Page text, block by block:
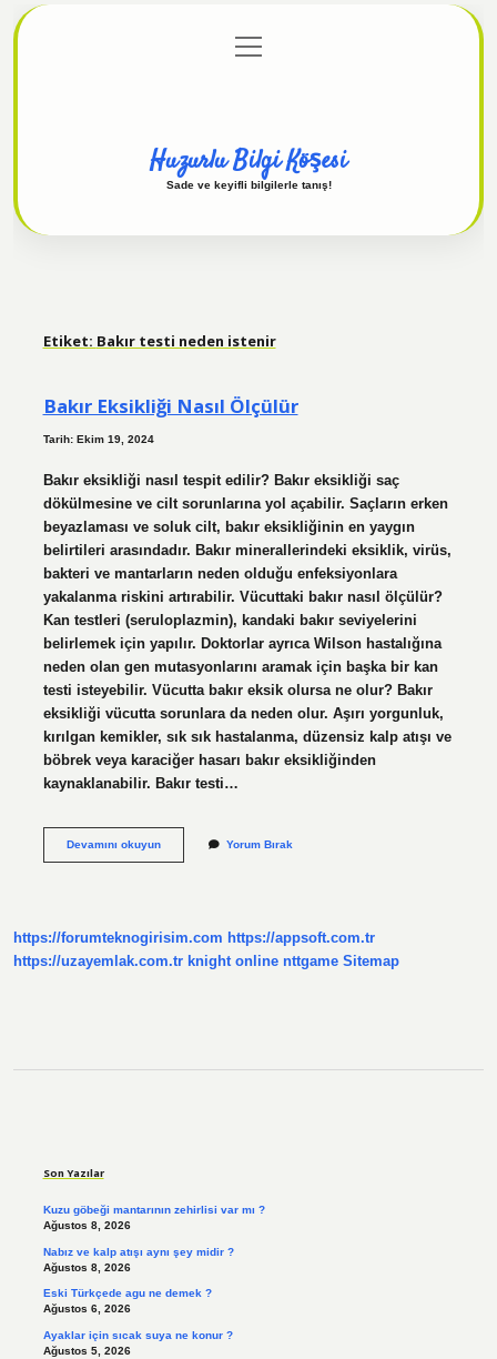
Gizlilik Politikası
menüyü
aç
Huzurlu Bilgi Köşesi
Sade ve keyifli bilgilerle tanış!
Etiket: Bakır testi neden istenir
Bakır Eksikliği Nasıl Ölçülür
Tarih: Ekim 19, 2024
Bakır eksikliği nasıl tespit edilir? Bakır eksikliği saç
dökülmesine ve cilt sorunlarına yol açabilir. Saçların erken
beyazlaması ve soluk cilt, bakır eksikliğinin en yaygın
belirtileri arasındadır. Bakır minerallerindeki eksiklik, virüs,
bakteri ve mantarların neden olduğu enfeksiyonlara
yakalanma riskini artırabilir. Vücuttaki bakır nasıl ölçülür?
Kan testleri (seruloplazmin), kandaki bakır seviyelerini
belirlemek için yapılır. Doktorlar ayrıca Wilson hastalığına
neden olan gen mutasyonlarını aramak için başka bir kan
testi isteyebilir. Vücutta bakır eksik olursa ne olur? Bakır
eksikliği vücutta sorunlara da neden olur. Aşırı yorgunluk,
kırılgan kemikler, sık sık hastalanma, düzensiz kalp atışı ve
böbrek veya karaciğer hasarı bakır eksikliğinden
kaynaklanabilir. Bakır testi…
Devamını okuyunBakır
Yorum Bırak
https://forumteknogirisim.com https://appsoft.com.tr
https://uzayemlak.com.tr knight online nttgame Sitemap
Son Yazılar
Kuzu göbeği mantarının zehirlisi var mı ?
Ağustos 8, 2026
Nabız ve kalp atışı aynı şey midir ?
Ağustos 8, 2026
Eski Türkçede agu ne demek ?
Ağustos 6, 2026
Ayaklar için sıcak suya ne konur ?
Ağustos 5, 2026